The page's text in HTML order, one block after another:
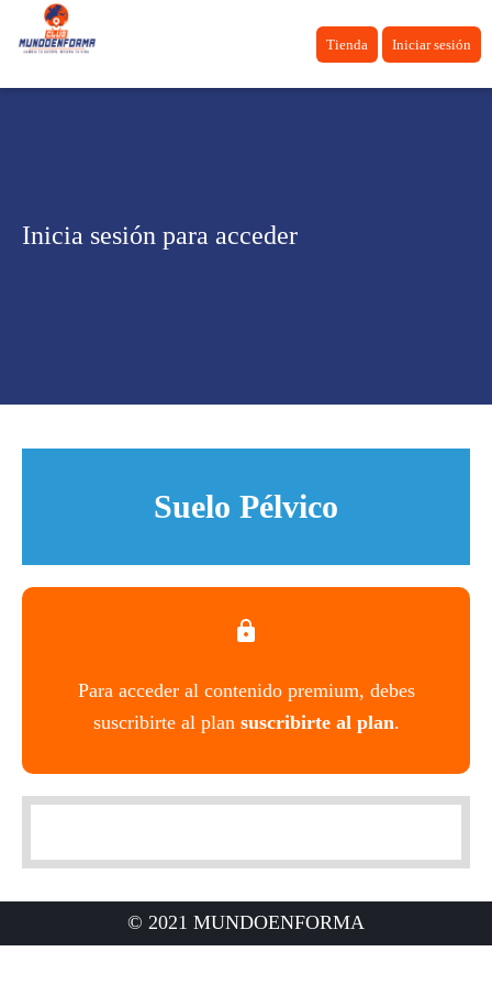
Tienda Iniciar sesión
Inicia sesión para acceder
Suelo Pélvico
Para acceder al contenido premium, debes
suscribirte al plan suscribirte al plan.
© 2021 MUNDOENFORMA